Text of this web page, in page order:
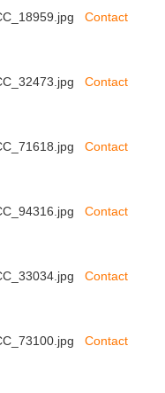
Contact
Contact
Contact
Contact
Contact
Contact